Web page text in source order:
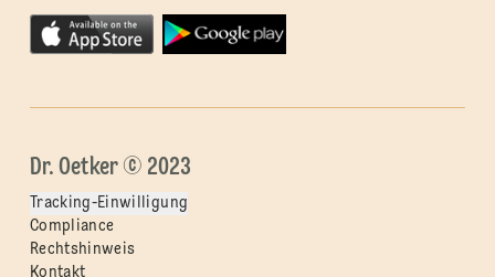
Dr. Oetker © 2023
Tracking-Einwilligung
Compliance
Rechtshinweis
Kontakt